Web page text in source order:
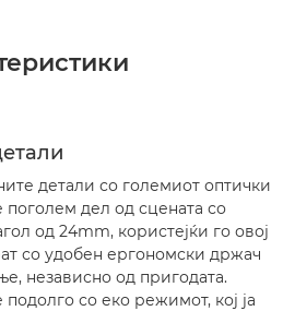
детали со големиот оптички
дел од сцената со
од 24mm, користејќи го овој
со удобен ергономски држач
независно од пригодата.
со еко режимот, кој ја